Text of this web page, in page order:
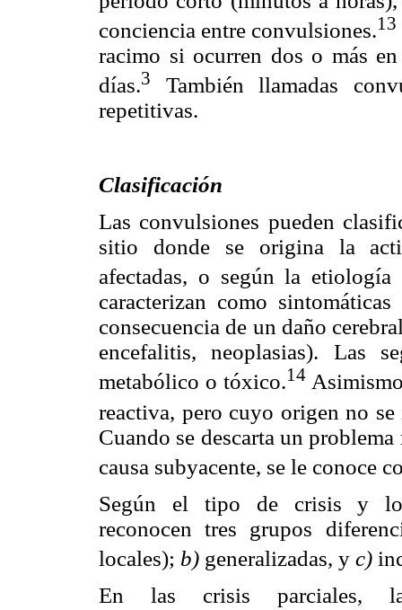
conciencia entre convulsiones.13
racimo si ocurren dos o más
días.3
También llamadas
repetitivas.
Clasificación
Las convulsiones pueden
sitio donde se origina la
afectadas, o según la
caracterizan como
consecuencia de un daño
encefalitis, neoplasias). Las
metabólico o tóxico.14
reactiva, pero cuyo origen no
Cuando se descarta un
causa subyacente, se le conoce
Según el tipo de crisis y los
reconocen tres grupos
locales); b) generalizadas, y c)
En las crisis parciales,